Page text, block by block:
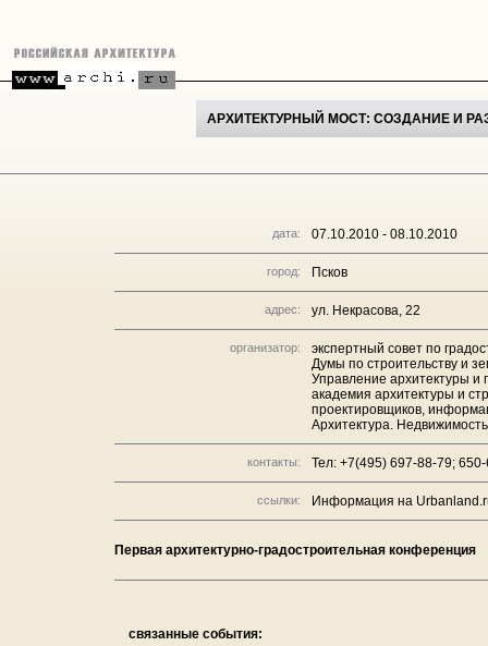
АРХИТЕКТУРНЫЙ МОСТ: СОЗДАНИЕ И
дата: 07.10.2010 - 08.10.2010
город: Псков
адрес: ул. Некрасова, 22
организатор:
экспертный совет по
Думы по строительству и
Управление архитектуры и
академия архитектуры и
проектировщиков,
Архитектура.
контакты: Тел: +7(495) 697-88-79;
ссылки: Информация на
Первая архитектурно-градостроительная конференция
связанные события: